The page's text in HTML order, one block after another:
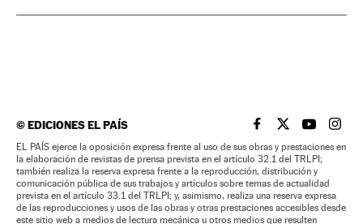
©EDICIONES EL PAÍS EL PAÍS BRASIL EN
EL PAÍSEL PAÍS
EL
EL PAÍS ejerce la oposición expresa frente al uso de sus obras y prestaciones en
la elaboración de revistas de prensa prevista en el artículo 32.1 del TRLPI;
también realiza la reserva expresa frente a la reproducción, distribución y
comunicación pública de sus trabajos y artículos sobre temas de actualidad
prevista en el artículo 33.1 del TRLPI; y, asimismo, realiza una reserva expresa
de las reproducciones y usos de las obras y otras prestaciones accesibles desde
este sitio web a medios de lectura mecánica u otros medios que resulten